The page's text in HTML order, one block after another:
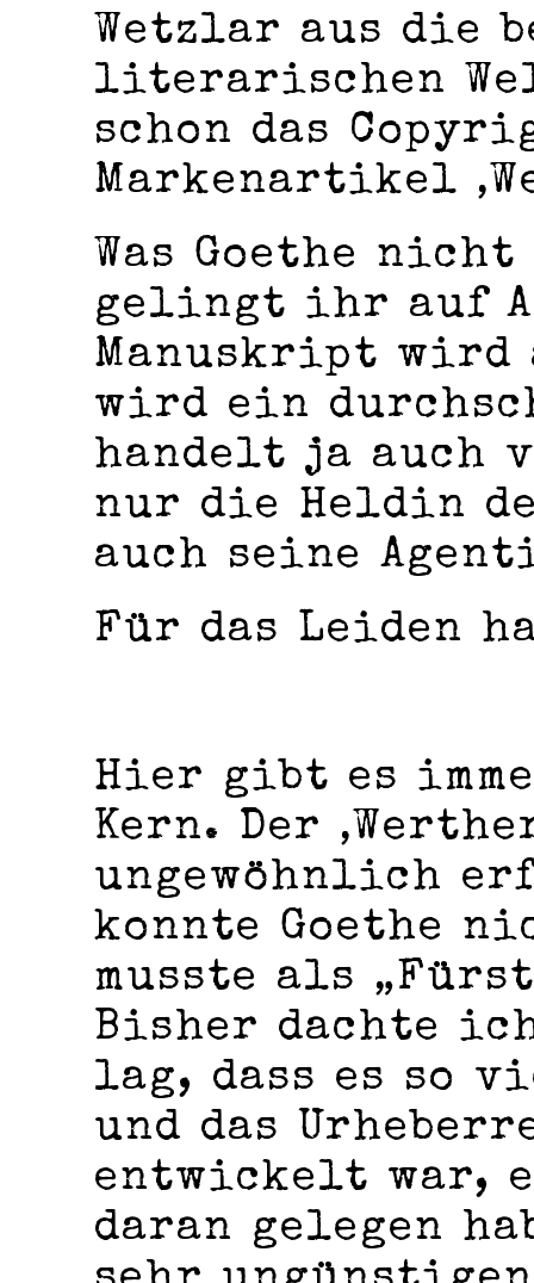
Wetzlar aus die
literarischen
schon das
Markenartikel
Was Goethe
gelingt ihr auf
Manuskript wird
wird ein
handelt ja auch
nur die Heldin
auch seine
Für das Leiden
Hier gibt es
Kern. Der
ungewöhnlich
konnte Goethe
musste als
Bisher dachte
lag, dass es so
und das
entwickelt war,
daran gelegen